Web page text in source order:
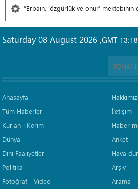
“Erbain, ‘özgürlük ve onur’ mektebinin
GMT-
Saturday 08 August 2026 ,
Anasayfa
Tüm Haberler
Kur'an-ı Kerim
Dünya
Dini Faaliyetler
Politika
Fotoğraf - Video
İletişim
Haber
Anket
Hava
Arşiv
Arama